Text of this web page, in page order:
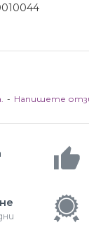
- Напишете